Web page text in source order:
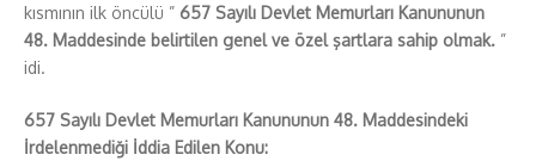
kısmının ilk öncülü ” 657 Sayılı Devlet Memurları Kanununun
48. Maddesinde belirtilen genel ve özel şartlara sahip olmak. ”
idi.
657 Sayılı Devlet Memurları Kanununun 48. Maddesindeki
İrdelenmediği İddia Edilen Konu: